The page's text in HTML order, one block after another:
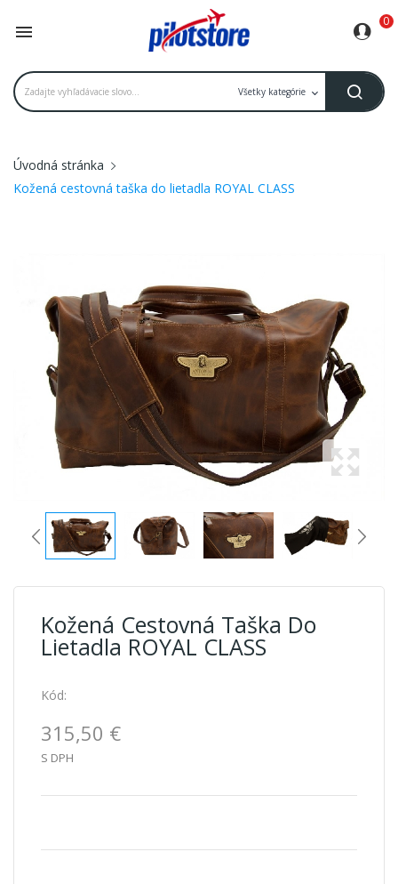

0
Úvodná stránka
Kožená cestovná taška do lietadla ROYAL CLASS
Kožená Cestovná Taška Do
Lietadla ROYAL CLASS
Kód:
315,50 €
S DPH